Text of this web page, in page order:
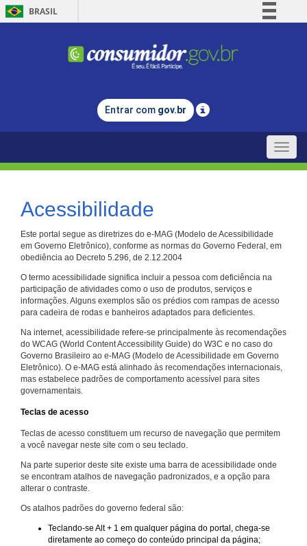
BRASIL
Comunica BR
Legislação
Entrar com gov.br
Toggle
Acessibilidade
Este portal segue as diretrizes do e-MAG (Modelo de Acessibilidade
em Governo Eletrônico), conforme as normas do Governo Federal, em
obediência ao Decreto 5.296, de 2.12.2004
O termo acessibilidade significa incluir a pessoa com deficiência na
participação de atividades como o uso de produtos, serviços e
informações. Alguns exemplos são os prédios com rampas de acesso
para cadeira de rodas e banheiros adaptados para deficientes.
Na internet, acessibilidade refere-se principalmente às recomendações
do WCAG (World Content Accessibility Guide) do W3C e no caso do
Governo Brasileiro ao e-MAG (Modelo de Acessibilidade em Governo
Eletrônico). O e-MAG está alinhado às recomendações internacionais,
mas estabelece padrões de comportamento acessível para sites
governamentais.
Teclas de acesso
Teclas de acesso constituem um recurso de navegação que permitem
a você navegar neste site com o seu teclado.
Na parte superior deste site existe uma barra de acessibilidade onde
se encontram atalhos de navegação padronizados, e a opção para
alterar o contraste.
Os atalhos padrões do governo federal são:
Teclando-se Alt + 1 em qualquer página do portal, chega-se
diretamente ao começo do conteúdo principal da página;